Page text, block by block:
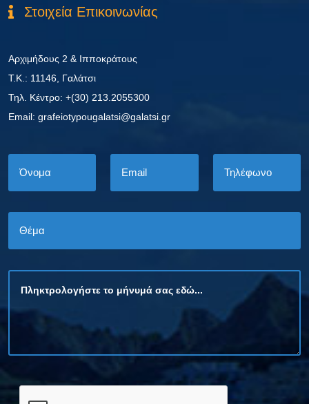
Στοιχεία Επικοινωνίας
Αρχιμήδους 2 & Ιπποκράτους
Τ.Κ.: 11146, Γαλάτσι
Τηλ. Κέντρο: +(30) 213.2055300
Εmail: grafeiotypougalatsi@galatsi.gr